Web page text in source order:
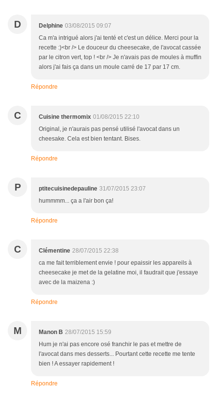
D Delphine 03/08/2015 09:07
Ca m'a intrigué alors j'ai tenté et c'est un délice. Merci pour la
recette :)<br /> Le douceur du cheesecake, de l'avocat cassée
par le citron vert, top ! <br /> Je n'avais pas de moules à muffin
alors j'ai fais ça dans un moule carré de 17 par 17 cm.
Répondre
C Cuisine thermomix 01/08/2015 22:10
Original, je n'aurais pas pensé utilisé l'avocat dans un
cheesake. Cela est bien tentant. Bises.
Répondre
P ptitecuisinedepauline 31/07/2015 23:07
hummmm... ça a l'air bon ça!
Répondre
C Clémentine 28/07/2015 22:38
ca me fait terriblement envie ! pour epaissir les appareils à
cheesecake je met de la gelatine moi, il faudrait que j'essaye
avec de la maizena :)
Répondre
M Manon B 28/07/2015 15:59
Hum je n'ai pas encore osé franchir le pas et mettre de
l'avocat dans mes desserts... Pourtant cette recette me tente
bien ! A essayer rapidement !
Répondre